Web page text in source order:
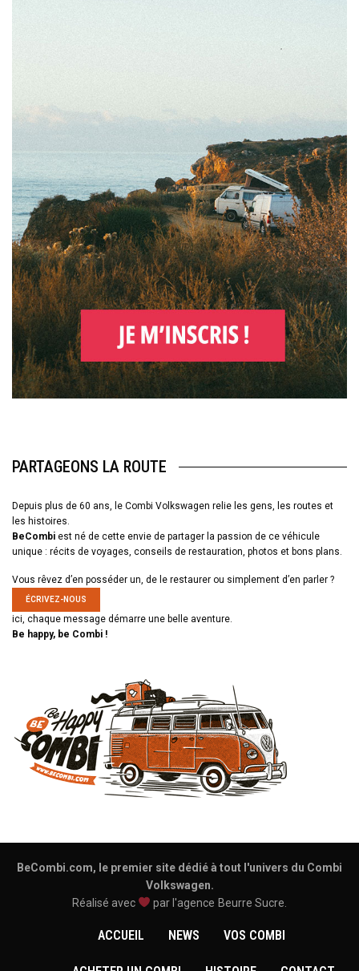
PARTAGEONS LA ROUTE
Depuis plus de 60 ans, le Combi Volkswagen relie les gens, les routes et
les histoires.
BeCombi est né de cette envie de partager la passion de ce véhicule
unique : récits de voyages, conseils de restauration, photos et bons plans.
Vous rêvez d’en posséder un, de le restaurer ou simplement d’en parler ?
ÉCRIVEZ-NOUS
ici, chaque message démarre une belle aventure.
Be happy, be Combi !
BeCombi.com, le premier site dédié à tout l'univers du Combi
Volkswagen.
Réalisé avec
par l'agence Beurre Sucre
ACCUEIL NEWS VOS COMBI